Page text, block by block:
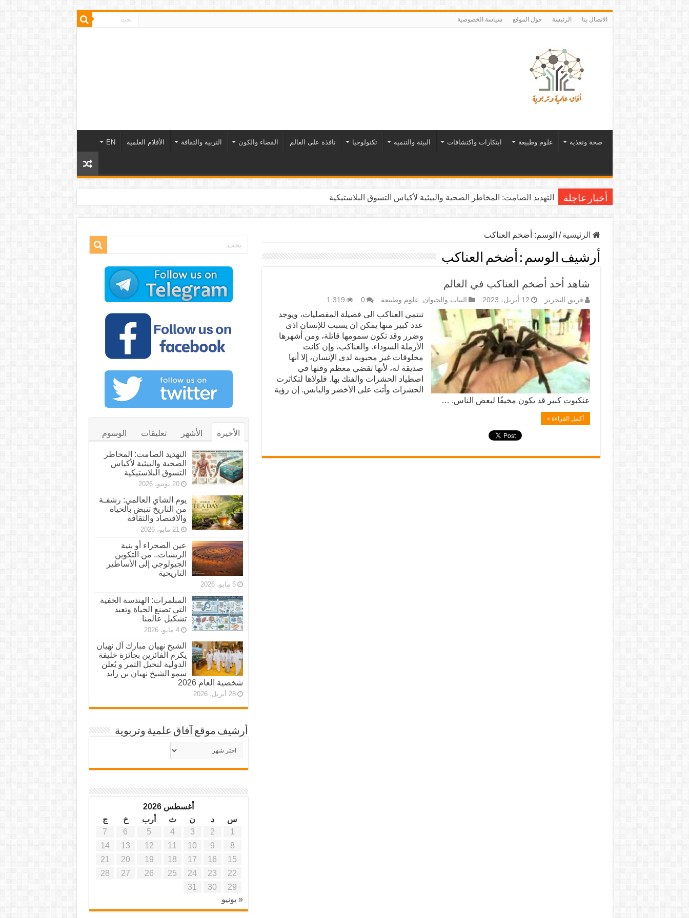
الاتصال بنا الرئيسة حول الموقع سياسة الخصوصية
صحة وتغذية علوم وطبيعة ابتكارات واكتشافات البيئة والتنمية تكنولوجيا نافذة على العالم الفضاء والكون التربية والثقافة الأفلام العلمية EN
أخبار عاجلة التهديد الصامت: المخاطر الصحية والبيئية لأكياس التسوق البلاستيكية
الرئيسية / الوسم: أضخم العناكب
أرشيف الوسم : أضخم العناكب
شاهد أحد أضخم العناكب في العالم
فريق التحرير 12 أبريل، 2023 النبات والحيوان, علوم وطبيعة 0
1,319
تنتمي العناكب الى فصيلة المفصليات، ويوجد
عدد كبير منها يمكن ان يسبب للإنسان اذى
وضرر وقد تكون سمومها قاتلة، ومن أشهرها
الأرملة السوداء. والعناكب، وإن كانت
مخلوقات غير محبوبة لدى الإنسان، إلا أنها
صديقة له، لأنها تقضي معظم وقتها في
اصطياد الحشرات والفتك بها. فلولاها لتكاثرت
الحشرات وأتت على الأخضر واليابس. إن رؤية
عنكبوت كبير قد يكون مخيفًا لبعض الناس. …
أكمل القراءة »
الأخيرة الأشهر تعليقات الوسوم
التهديد الصامت: المخاطر
الصحية والبيئية لأكياس
التسوق البلاستيكية
20 يونيو، 2026
يوم الشاي العالمي: رشفـة
من التاريخ تنبض بالحياة
والاقتصاد والثقافة
21 مايو، 2026
عين الصحراء أو بنية
الريشات.. من التكوين
الجيولوجي إلى الأساطير
التاريخية
5 مايو، 2026
المبلمرات: الهندسة الخفية
التي تصنع الحياة وتعيد
تشكيل عالمنا
4 مايو، 2026
الشيخ نهيان مبارك آل نهيان
يكرم الفائزين بجائزة خليفة
الدولية لنخيل التمر و يُعلن
سمو الشيخ نهيان بن زايد
شخصية العام 2026
28 أبريل، 2026
أرشيف موقع آفاق علمية وتربوية
أرشيف
موقع
أغسطس 2026
س
د ن ث أرب خ
ج
1
2
3
4
5
6
7
8
9
10
11
12
13
14
15
16
17
18
19
20
21
22
23
24
25
26
27
28
29
30
31
« يونيو